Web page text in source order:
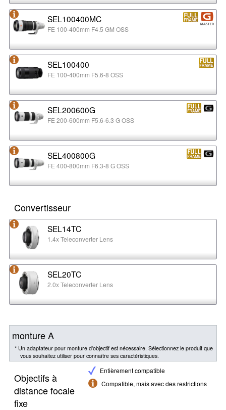
SEL100400MC
FE 100-400mm F4.5 GM OSS
SEL100400
FE 100-400mm F5.6-8 OSS
SEL200600G
FE 200-600mm F5.6-6.3 G OSS
SEL400800G
FE 400-800mm F6.3-8 G OSS
Convertisseur
SEL14TC
1.4x Teleconverter Lens
SEL20TC
2.0x Teleconverter Lens
monture A
* Un adaptateur pour monture d'objectif est nécessaire. Sélectionnez le produit que
vous souhaitez utiliser pour connaître ses caractéristiques.
Entièrement compatible
Compatible, mais avec des restrictions
Objectifs à
distance focale
fixe